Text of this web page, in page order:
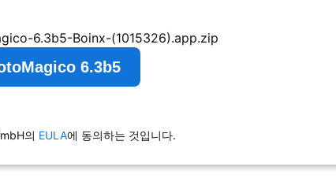
6.3b5-Boinx-(1015326).app.zip
6.3b5
의 EULA에 동의하는 것입니다.